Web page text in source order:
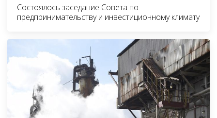
Состоялось заседание Совета по
предпринимательству и инвестиционному климату